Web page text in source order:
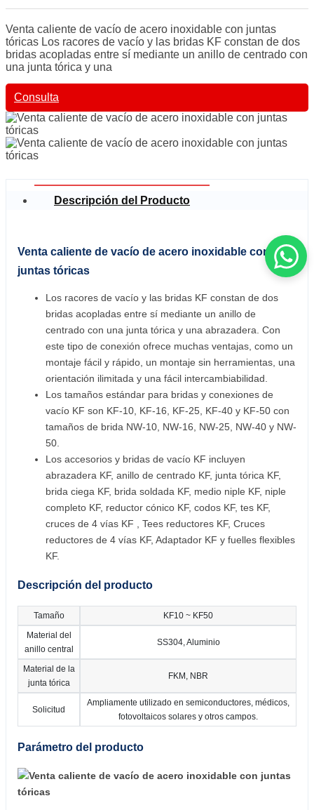
Venta caliente de vacío de acero inoxidable con juntas
tóricas Los racores de vacío y las bridas KF constan de dos
bridas acopladas entre sí mediante un anillo de centrado con
una junta tórica y una
Consulta
Descripción del Producto
Venta caliente de vacío de acero inoxidable con
juntas tóricas
Los racores de vacío y las bridas KF constan de dos
bridas acopladas entre sí mediante un anillo de
centrado con una junta tórica y una abrazadera. Con
este tipo de conexión ofrece muchas ventajas, como un
montaje fácil y rápido, un montaje sin herramientas, una
orientación ilimitada y una fácil intercambiabilidad.
Los tamaños estándar para bridas y conexiones de
vacío KF son KF-10, KF-16, KF-25, KF-40 y KF-50 con
tamaños de brida NW-10, NW-16, NW-25, NW-40 y NW-
50.
Los accesorios y bridas de vacío KF incluyen
abrazadera KF, anillo de centrado KF, junta tórica KF,
brida ciega KF, brida soldada KF, medio niple KF, niple
completo KF, reductor cónico KF, codos KF, tes KF,
cruces de 4 vías KF , Tees reductores KF, Cruces
reductores de 4 vías KF, Adaptador KF y fuelles flexibles
KF.
Descripción del producto
Tamaño
KF10 ~ KF50
Material del
anillo central
SS304, Aluminio
Material de la
junta tórica
FKM, NBR
Solicitud
Ampliamente utilizado en semiconductores, médicos,
fotovoltaicos solares y otros campos.
Parámetro del producto